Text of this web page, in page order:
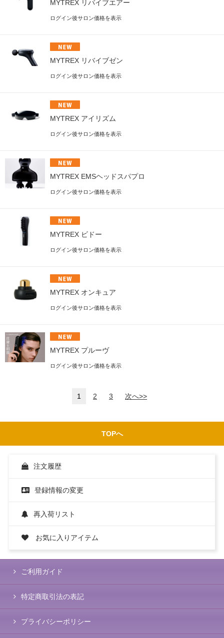
MYTREX リバイブエアー
ログイン後サロン価格を表示
MYTREX リバイブゼン
ログイン後サロン価格を表示
MYTREX アイリズム
ログイン後サロン価格を表示
MYTREX EMSヘッドスパプロ
ログイン後サロン価格を表示
MYTREX ビドー
ログイン後サロン価格を表示
MYTREX オンキュア
ログイン後サロン価格を表示
MYTREX プルーヴ
ログイン後サロン価格を表示
1 2 3 次へ>>
TOPへ
注文履歴
登録情報の変更
再入荷リスト
お気に入りアイテム
ご利用ガイド
特定商取引法の表記
プライバシーポリシー